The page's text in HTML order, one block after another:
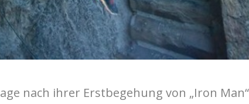
nach ihrer Erstbegehung von „Iron